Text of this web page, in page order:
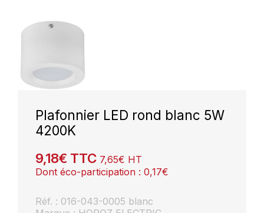
Plafonnier LED rond blanc 5W
4200K
9,18€ TTC 7,65€ HT
Dont éco-participation : 0,17€
Réf. : 016-043-0005 blanc